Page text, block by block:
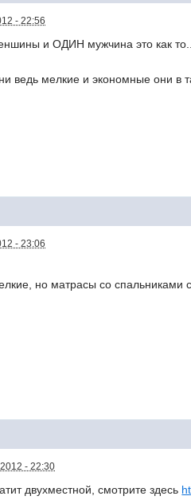
- 22:56
и ОДИН мужчина это как
ведь мелкие и экономные они в
- 23:06
но матрасы со спальниками
- 22:30
двухместной, смотрите здесь